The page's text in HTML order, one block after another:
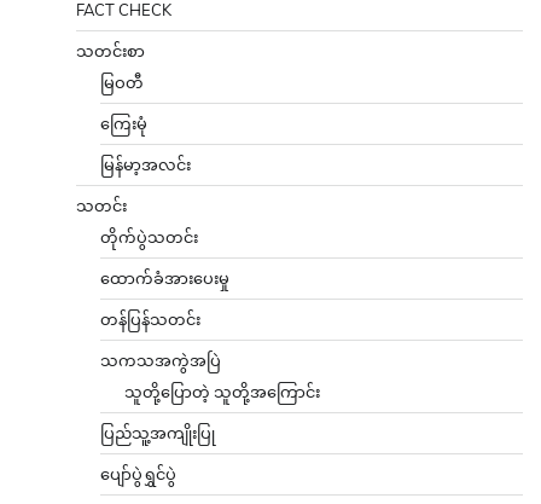
FACT CHECK
သတင်းစာ
မြဝတီ
ကြေးမုံ
မြန်မာ့အလင်း
သတင်း
တိုက်ပွဲသတင်း
ထောက်ခံအားပေးမှု
တန်ပြန်သတင်း
သကသအကွဲအပြဲ
သူတို့ပြောတဲ့ သူတို့အကြောင်း
ပြည်သူ့အကျိုးပြု
ပျော်ပွဲရွှင်ပွဲ